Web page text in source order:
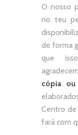
O nosso
no teu
de forma
que
cópia ou
Centro de
fará com